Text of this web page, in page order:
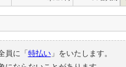
員に「 特払い」をいたします。